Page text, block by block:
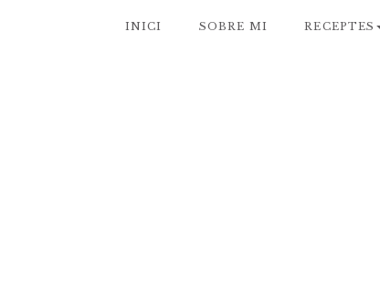
INICI SOBRE MI RECEPTES